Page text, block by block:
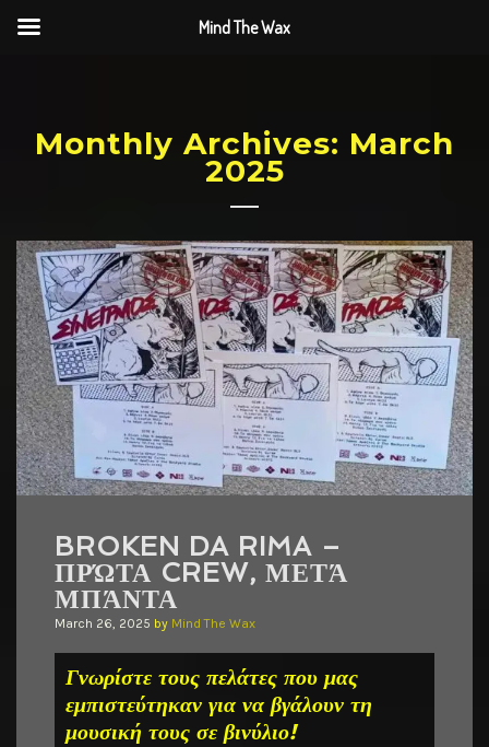
Monthly Archives: March
2025
BROKEN DA RIMA –
ΠΡΏΤΑ CREW, ΜΕΤΆ
ΜΠΆΝΤΑ
March 26, 2025 by Mind The Wax
Γνωρίστε τους πελάτες που μας
εμπιστεύτηκαν για να βγάλουν τη
μουσική τους σε βινύλιο!
Mind The Wax